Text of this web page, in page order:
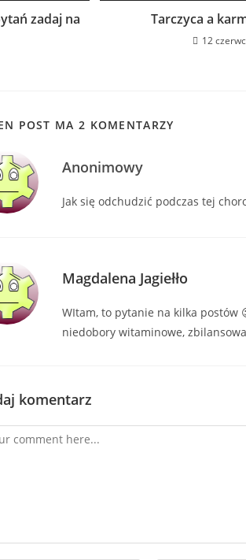
zadaj na
Tarczyca a
12
POST MA 2 KOMENTARZY
Anonimowy
Jak się odchudzić podczas tej
Magdalena Jagiełło
WItam, to pytanie na kilka postów
niedobory witaminowe,
komentarz